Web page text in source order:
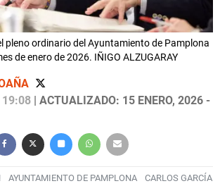
pleno ordinario del Ayuntamiento de Pamplona
de enero de 2026. IÑIGO ALZUGARAY
19:08 | ACTUALIZADO: 15 ENERO, 2026 -
AYUNTAMIENTO DE PAMPLONA
CARLOS GARCÍA